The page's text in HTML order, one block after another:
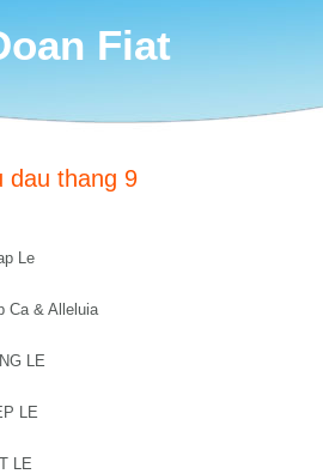
Fiat
dau thang 9
Le
Ca & Alleluia
LE
LE
LE